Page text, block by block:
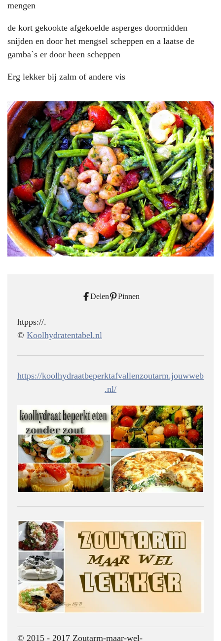
mengen
de kort gekookte afgekoelde asperges doormidden
snijden en door het mengsel scheppen en a laatse de
gamba`s er door heen scheppen
Erg lekker bij zalm of andere vis
Delen Pinnen
htpps://.
© Koolhydratentabel.nl
https://koolhydraatbeperktafvallenzoutarm.jouwweb
.nl/
© 2015 - 2017 Zoutarm-maar-wel-